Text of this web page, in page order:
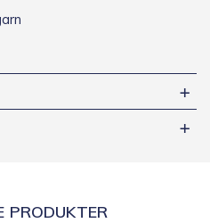
PRODUKTER